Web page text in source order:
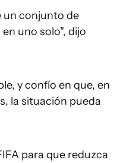
un conjunto de
uno solo", dijo
y confío en que, en
la situación pueda
para que reduzca